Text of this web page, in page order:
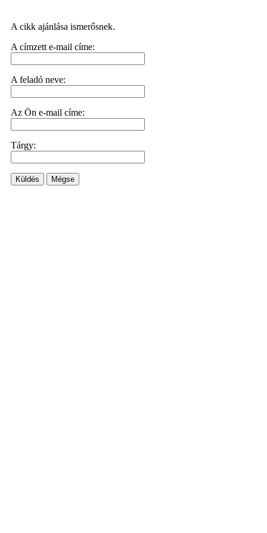
A cikk ajánlása ismerősnek.
A címzett e-mail címe:
A feladó neve:
Az Ön e-mail címe:
Tárgy:
Küldés Mégse